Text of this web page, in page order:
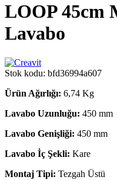
LOOP 45cm
Lavabo
Stok kodu: bfd36994a607
Ürün Ağırlığı: 6,74 Kg
Lavabo Uzunluğu: 450 mm
Lavabo Genişliği: 450 mm
Lavabo İç Şekli: Kare
Montaj Tipi: Tezgah Üstü